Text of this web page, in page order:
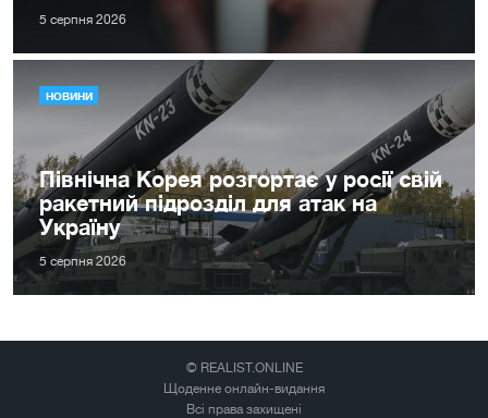
5 серпня 2026
НОВИНИ
Північна Корея розгортає у росії свій
ракетний підрозділ для атак на
Україну
5 серпня 2026
© REALIST.ONLINE
Щоденне онлайн-видання
Всі права захищені